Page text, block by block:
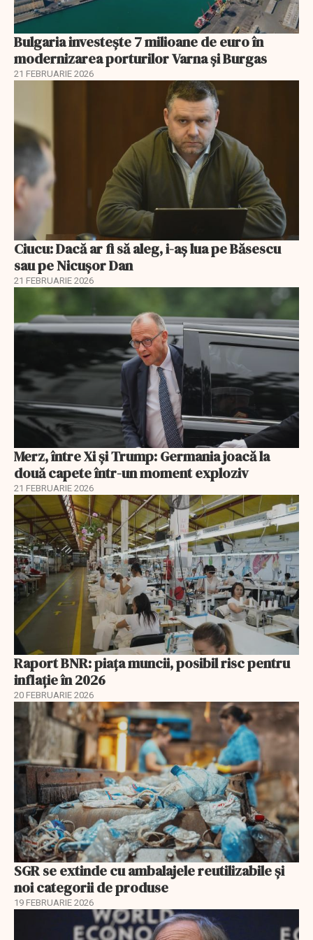
Bulgaria investește 7 milioane de euro în
modernizarea porturilor Varna și Burgas
21 FEBRUARIE 2026
Ciucu: Dacă ar fi să aleg, i-aș lua pe Băsescu
sau pe Nicușor Dan
21 FEBRUARIE 2026
Merz, între Xi și Trump: Germania joacă la
două capete într-un moment exploziv
21 FEBRUARIE 2026
Raport BNR: piața muncii, posibil risc pentru
inflație în 2026
20 FEBRUARIE 2026
SGR se extinde cu ambalajele reutilizabile și
noi categorii de produse
19 FEBRUARIE 2026